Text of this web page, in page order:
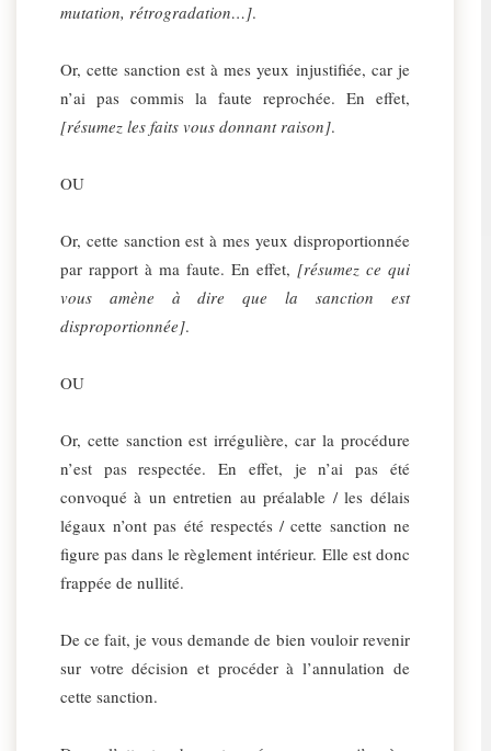
mutation, rétrogradation…].
Or, cette sanction est à mes yeux injustifiée, car je
n’ai pas commis la faute reprochée. En effet,
[résumez les faits vous donnant raison].
OU
Or, cette sanction est à mes yeux disproportionnée
par rapport à ma faute. En effet, [résumez ce qui
vous amène à dire que la sanction est
disproportionnée].
OU
Or, cette sanction est irrégulière, car la procédure
n’est pas respectée. En effet, je n’ai pas été
convoqué à un entretien au préalable / les délais
légaux n’ont pas été respectés / cette sanction ne
figure pas dans le règlement intérieur. Elle est donc
frappée de nullité.
De ce fait, je vous demande de bien vouloir revenir
sur votre décision et procéder à l’annulation de
cette sanction.